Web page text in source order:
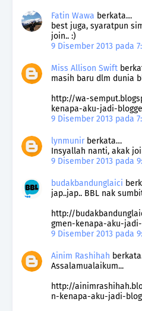
Fatin Wawa berkata…
best juga, syaratpun
join.. :)
9 Disember 2013 pada
Miss Allison Swift
masih baru dlm dunia
http://wa-
kenapa-aku-jadi-
9 Disember 2013 pada
lynmunirberkata…
Insyallah nanti, akak
9 Disember 2013 pada
budakbandunglaici
jap..jap.. BBL nak
http://
gmen-kenapa-aku-
9 Disember 2013 pada
Ainim Rashihah
Assalamualaikum...
http://
n-kenapa-aku-jadi-